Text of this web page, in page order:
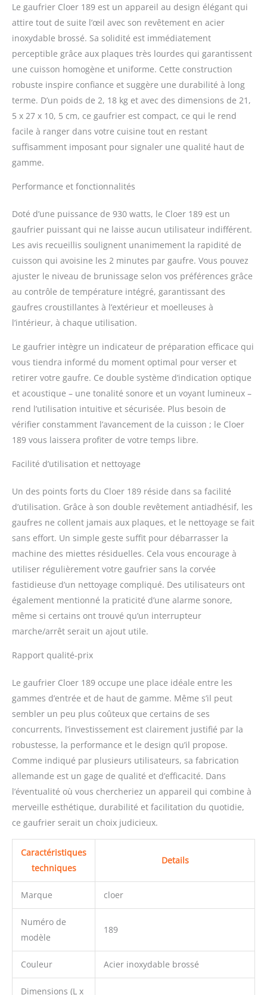
facile grâce aux
charnières intérieures et
au bac de récupération
des liquides Boîtier en
acier inoxydable brossé
Le gaufrier Cloer 189 est un appareil au design élégant qui
attire tout de suite l’œil avec son revêtement en acier
inoxydable brossé. Sa solidité est immédiatement
perceptible grâce aux plaques très lourdes qui garantissent
une cuisson homogène et uniforme. Cette construction
robuste inspire confiance et suggère une durabilité à long
terme. D’un poids de 2, 18 kg et avec des dimensions de 21,
5 x 27 x 10, 5 cm, ce gaufrier est compact, ce qui le rend
facile à ranger dans votre cuisine tout en restant
suffisamment imposant pour signaler une qualité haut de
gamme.
Performance et fonctionnalités
Doté d’une puissance de 930 watts, le Cloer 189 est un
gaufrier puissant qui ne laisse aucun utilisateur indifférent.
Les avis recueillis soulignent unanimement la rapidité de
cuisson qui avoisine les 2 minutes par gaufre. Vous pouvez
ajuster le niveau de brunissage selon vos préférences grâce
au contrôle de température intégré, garantissant des
gaufres croustillantes à l’extérieur et moelleuses à
l’intérieur, à chaque utilisation.
Le gaufrier intègre un indicateur de préparation efficace qui
vous tiendra informé du moment optimal pour verser et
retirer votre gaufre. Ce double système d’indication optique
et acoustique – une tonalité sonore et un voyant lumineux –
rend l’utilisation intuitive et sécurisée. Plus besoin de
vérifier constamment l’avancement de la cuisson ; le Cloer
189 vous laissera profiter de votre temps libre.
Facilité d’utilisation et nettoyage
Un des points forts du Cloer 189 réside dans sa facilité
d’utilisation. Grâce à son double revêtement antiadhésif, les
gaufres ne collent jamais aux plaques, et le nettoyage se fait
sans effort. Un simple geste suffit pour débarrasser la
machine des miettes résiduelles. Cela vous encourage à
utiliser régulièrement votre gaufrier sans la corvée
fastidieuse d’un nettoyage compliqué. Des utilisateurs ont
également mentionné la praticité d’une alarme sonore,
même si certains ont trouvé qu’un interrupteur
marche/arrêt serait un ajout utile.
Rapport qualité-prix
Le gaufrier Cloer 189 occupe une place idéale entre les
gammes d’entrée et de haut de gamme. Même s’il peut
sembler un peu plus coûteux que certains de ses
concurrents, l’investissement est clairement justifié par la
robustesse, la performance et le design qu’il propose.
Comme indiqué par plusieurs utilisateurs, sa fabrication
allemande est un gage de qualité et d’efficacité. Dans
l’éventualité où vous chercheriez un appareil qui combine à
merveille esthétique, durabilité et facilitation du quotidie,
ce gaufrier serait un choix judicieux.
Caractéristiques
techniques
Details
Marque cloer
Numéro de
modèle
189
Couleur Acier inoxydable brossé
Dimensions (L x